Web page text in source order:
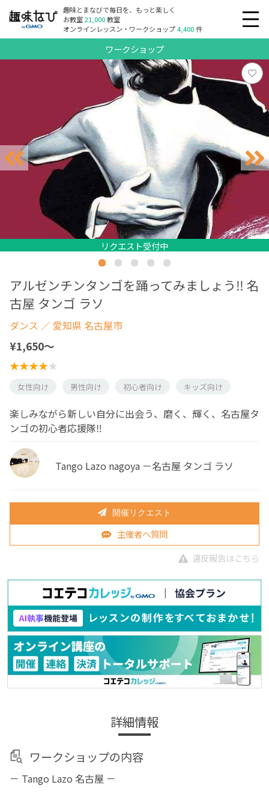
趣味とまなびで毎日を、もっと楽しく
お教室21,000教室
オンラインレッスン・ワークショップ4,400件
ワークショップ
リクエスト受付中
リクエスト受付中
リクエスト受付中
リクエスト受付中
リクエスト受付中
リクエスト受付中
アルゼンチンタンゴを踊ってみましょう‼️ 名
古屋 タンゴ ラソ
ダンス ／ 愛知県 名古屋市
¥1,650〜
女性向け 男性向け 初心者向け キッズ向け
楽しみながら新しい自分に出会う、磨く、輝く、名古屋タ
ンゴの初心者応援隊‼️
Tango Lazo nagoya －名古屋 タンゴ ラソ
開催リクエスト
主催者へ質問
違反報告はこちら
詳細情報
ワークショップの内容
－ Tango Lazo 名古屋 －